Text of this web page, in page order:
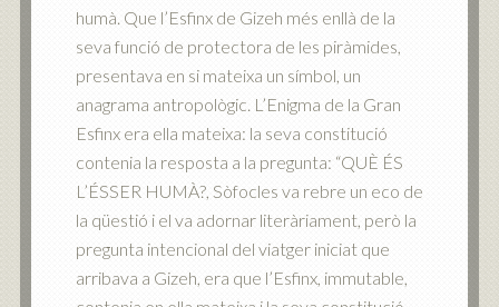
humà. Que l’Esfinx de Gizeh més enllà de la
seva funció de protectora de les piràmides,
presentava en si mateixa un símbol, un
anagrama antropològic. L’Enigma de la Gran
Esfinx era ella mateixa: la seva constitució
contenia la resposta a la pregunta: “QUÈ ÉS
L’ÉSSER HUMÀ?, Sòfocles va rebre un eco de
la qüestió i el va adornar literàriament, però la
pregunta intencional del viatger iniciat que
arribava a Gizeh, era que l’Esfinx, immutable,